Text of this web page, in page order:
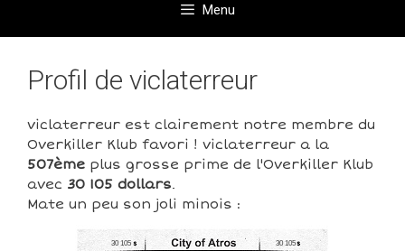
Menu
Profil de viclaterreur
viclaterreur est clairement notre membre du
Overkiller Klub favori ! viclaterreur a la
507ème plus grosse prime de l'Overkiller Klub
avec 30 105 dollars.
Mate un peu son joli minois :
30 105 30 105